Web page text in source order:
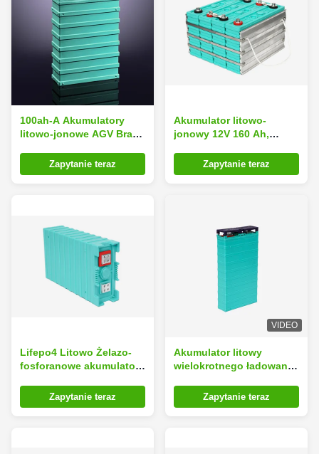
100ah-A Akumulatory
litowo-jonowe AGV Brak
Wysoka stabilność
Zapytanie teraz
Akumulator litowo-
jonowy 12V 160 Ah,
samochodach
elektrycznych o wysokiej
Zapytanie teraz
Lifepo4 Litowo Żelazo-
fosforanowe akumulatory
LED Wysokie
bezpieczeństwo
Zapytanie teraz
VIDEO
Akumulator litowy
wielokrotnego ładowania
elektrycznego
Zapytanie teraz